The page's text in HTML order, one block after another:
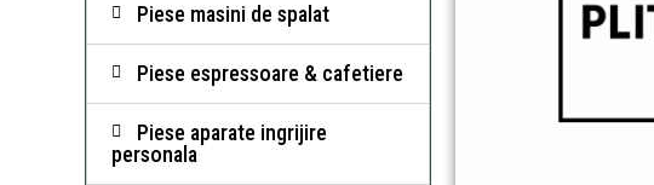
Piese masini de spalat
Piese espressoare & cafetiere
Piese aparate ingrijire
personala